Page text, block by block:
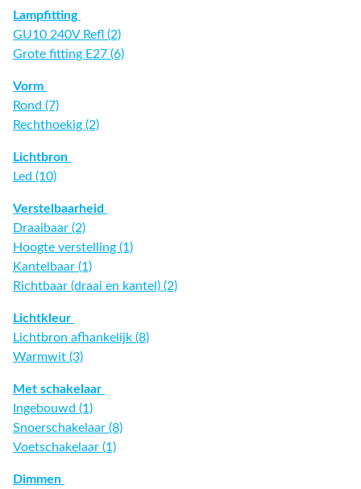
Lampfitting
GU10 240V Refl (2)
Grote fitting E27 (6)
Vorm
Rond (7)
Rechthoekig (2)
Lichtbron
Led (10)
Verstelbaarheid
Draaibaar (2)
Hoogte verstelling (1)
Kantelbaar (1)
Richtbaar (draai en kantel) (2)
Lichtkleur
Lichtbron afhankelijk (8)
Warmwit (3)
Met schakelaar
Ingebouwd (1)
Snoerschakelaar (8)
Voetschakelaar (1)
Dimmen